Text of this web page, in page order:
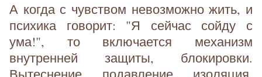
А когда с чувством невозможно жить, и
психика говорит: "Я сейчас сойду с
ума!", то включается механизм
внутренней защиты, блокировки.